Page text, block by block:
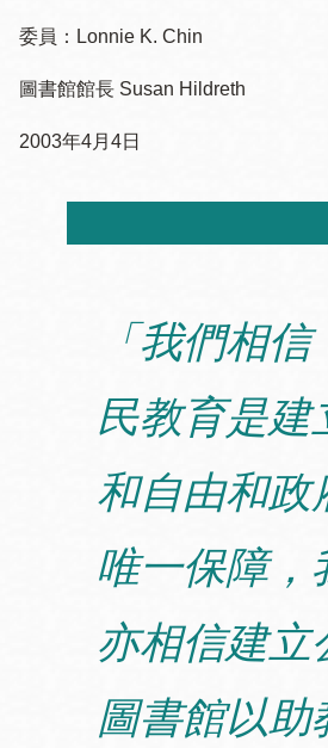
委員：Lonnie K. Chin
圖書館館長 Susan Hildreth
2003年4月4日
「我們相
民教育是建
和自由和政
唯一保障，
亦相信建立
圖書館以助